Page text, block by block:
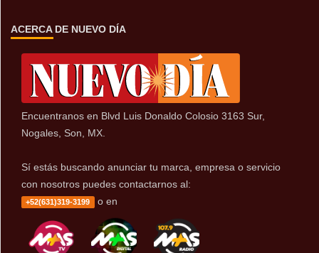
ACERCA DE NUEVO DÍA
Encuentranos en Blvd Luis Donaldo Colosio 3163 Sur,
Nogales, Son, MX.
Sí estás buscando anunciar tu marca, empresa o servicio
con nosotros puedes contactarnos al:
+52(631)319-3199 o en